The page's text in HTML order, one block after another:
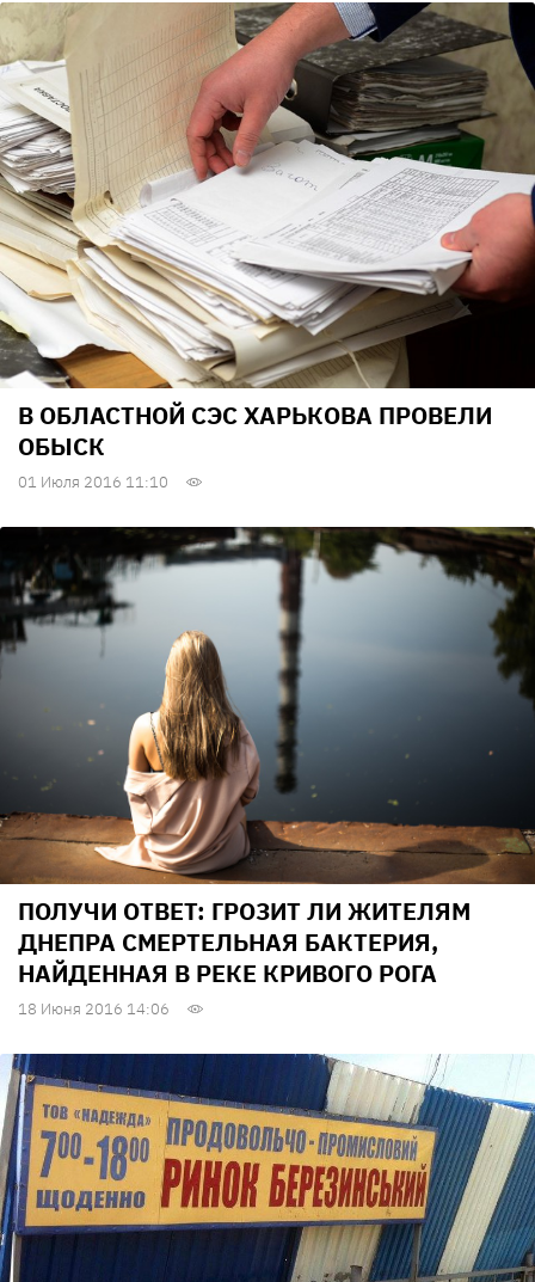
В ОБЛАСТНОЙ СЭС ХАРЬКОВА ПРОВЕЛИ
ОБЫСК
01 Июля 2016 11:10
ПОЛУЧИ ОТВЕТ: ГРОЗИТ ЛИ ЖИТЕЛЯМ
ДНЕПРА СМЕРТЕЛЬНАЯ БАКТЕРИЯ,
НАЙДЕННАЯ В РЕКЕ КРИВОГО РОГА
18 Июня 2016 14:06